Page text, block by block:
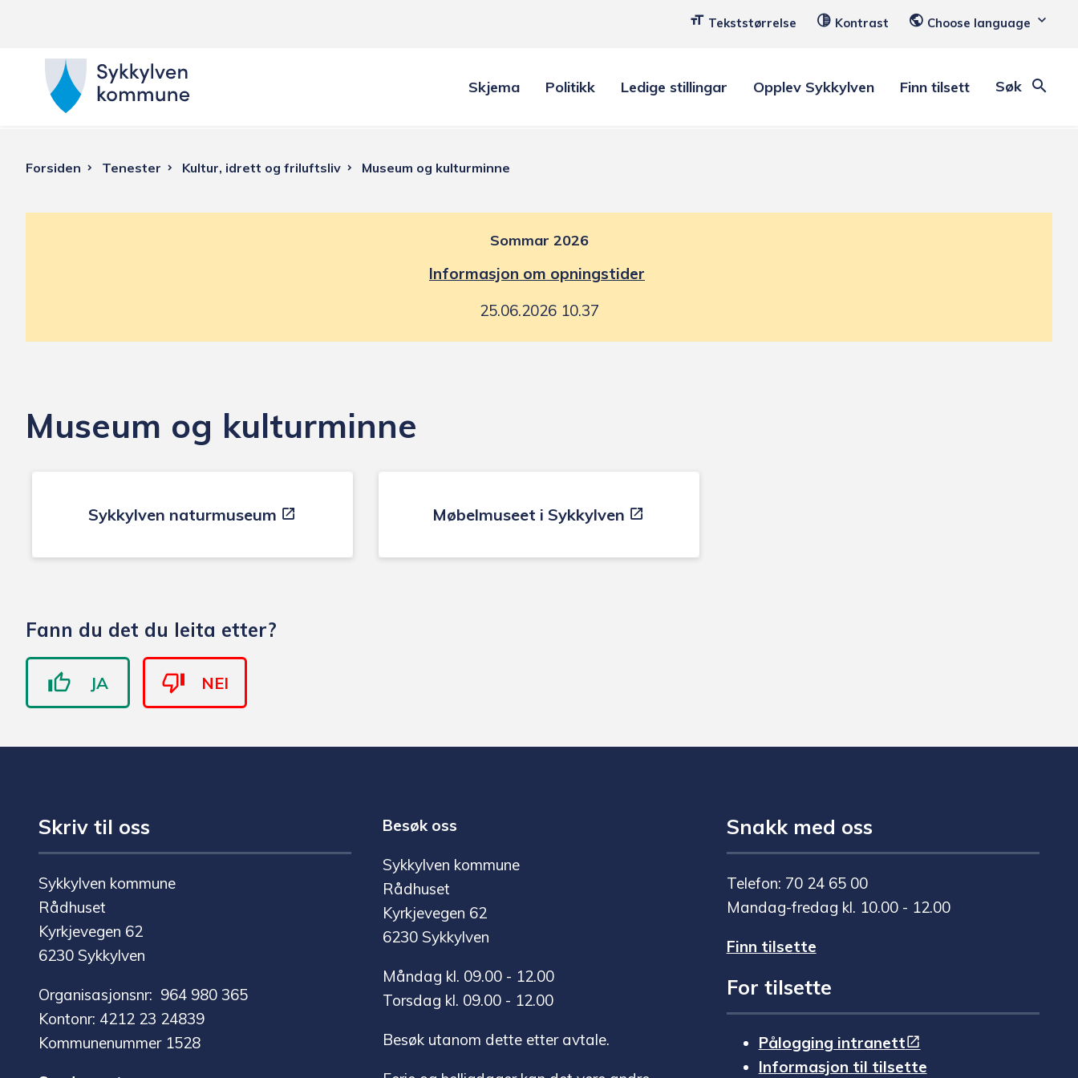
Tekststørrelse Kontrast Choose language
k
k
m
m
n
e
Skjema Politikk Ledige stillingar Opplev Sykkylven Finn tilsett Søk
Du
Forsiden Tenester Kultur, idrett og friluftsliv Museum og kulturminne
Sommar 2026
Informasjon om opningstider
25.06.2026 10.37
Museum og kulturminne
Sykkylven naturmuseum Møbelmuseet i Sykkylven
Fann du det du leita etter?
JA NEI
Skriv til oss
Sykkylven kommune
Rådhuset
Kyrkjevegen 62
6230 Sykkylven
Organisasjonsnr: 964 980 365
Kontonr: 4212 23 24839
Kommunenummer 1528
Besøk oss
Sykkylven kommune
Rådhuset
Kyrkjevegen 62
6230 Sykkylven
Måndag kl. 09.00 - 12.00
Torsdag kl. 09.00 - 12.00
Besøk utanom dette etter avtale.
Snakk med oss
Telefon: 70 24 65 00
Mandag-fredag kl. 10.00 - 12.00
Finn tilsette
For tilsette
Pålogging intranett
Informasjon til tilsette